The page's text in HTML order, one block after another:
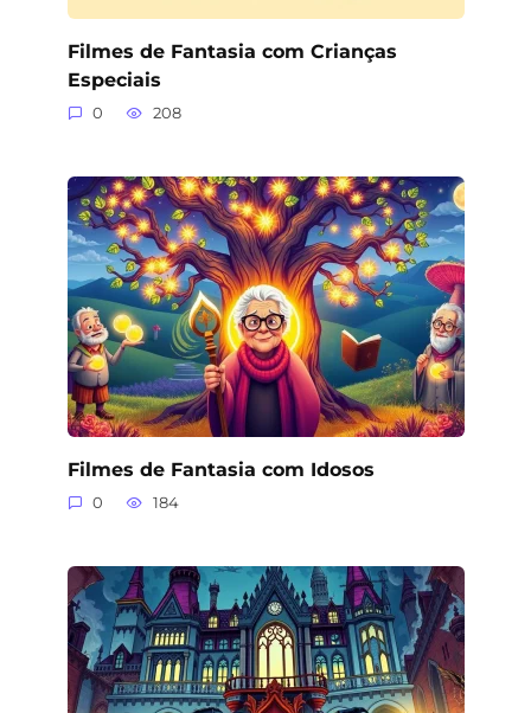
Filmes de Fantasia com Crianças
Especiais
0 208
Filmes de Fantasia com Idosos
0 184